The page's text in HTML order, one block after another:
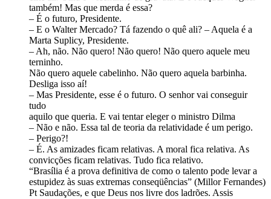
também! Mas que merda é essa?
– É o futuro, Presidente.
– E o Walter Mercado? Tá fazendo o quê ali? – Aquela é a
Marta Suplicy, Presidente.
– Ah, não. Não quero! Não quero! Não quero aquele meu
terninho.
Não quero aquele cabelinho. Não quero aquela barbinha.
Desliga isso aí!
– Mas Presidente, esse é o futuro. O senhor vai conseguir
tudo
aquilo que queria. E vai tentar eleger o ministro Dilma
– Não e não. Essa tal de teoria da relatividade é um perigo.
– Perigo?!
– É. As amizades ficam relativas. A moral fica relativa. As
convicções ficam relativas. Tudo fica relativo.
“Brasília é a prova definitiva de como o talento pode levar a
estupidez às suas extremas conseqüências” (Millor Fernandes)
Pt Saudações, e que Deus nos livre dos ladrões. Assis